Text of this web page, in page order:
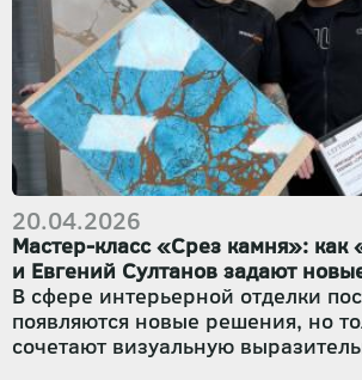
20.04.2026
Мастер-класс «Срез камня»: как
и Евгений Султанов задают
декоративной отделки
В сфере интерьерной отделки
появляются новые решения, но
сочетают визуальную